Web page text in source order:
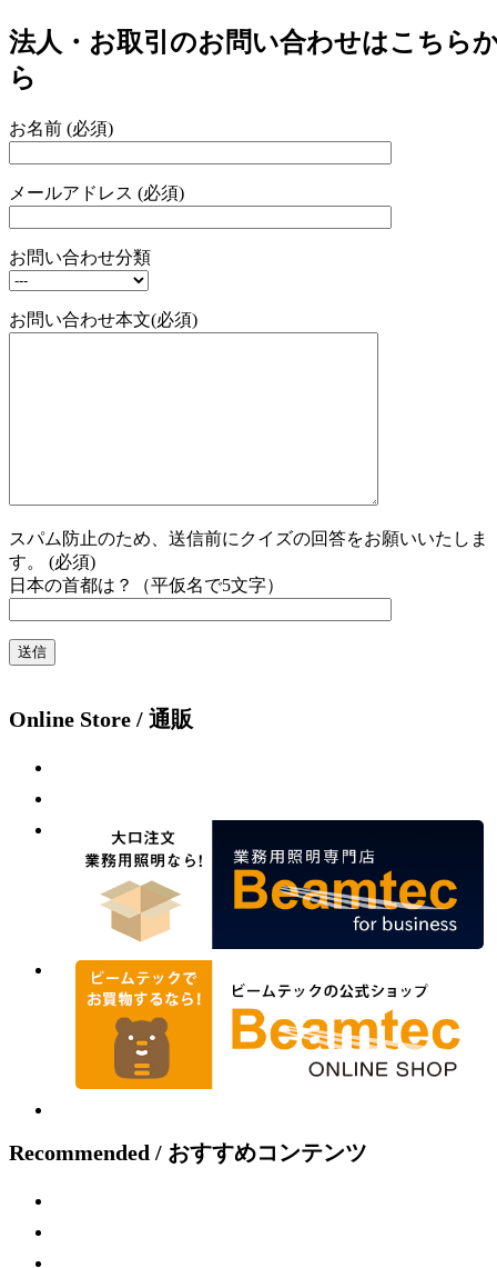
法人・お取引のお問い合わせはこちら
ら
お名前 (必須)
メールアドレス (必須)
お問い合わせ分類
お問い合わせ本文(必須)
スパム防止のため、送信前にクイズの回答をお願いいたしま
す。 (必須)
日本の首都は？（平仮名で5文字）
Online Store / 通販
Recommended / おすすめコンテンツ